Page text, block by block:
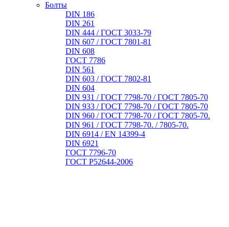
Болты
DIN 186
DIN 261
DIN 444 / ГОСТ 3033-79
DIN 607 / ГОСТ 7801-81
DIN 608
ГОСТ 7786
DIN 561
DIN 603 / ГОСТ 7802-81
DIN 604
DIN 931 / ГОСТ 7798-70 / ГОСТ 7805-70
DIN 933 / ГОСТ 7798-70 / ГОСТ 7805-70
DIN 960 / ГОСТ 7798-70 / ГОСТ 7805-70.
DIN 961 / ГОСТ 7798-70. / 7805-70.
DIN 6914 / EN 14399-4
DIN 6921
ГОСТ 7796-70
ГОСТ Р52644-2006